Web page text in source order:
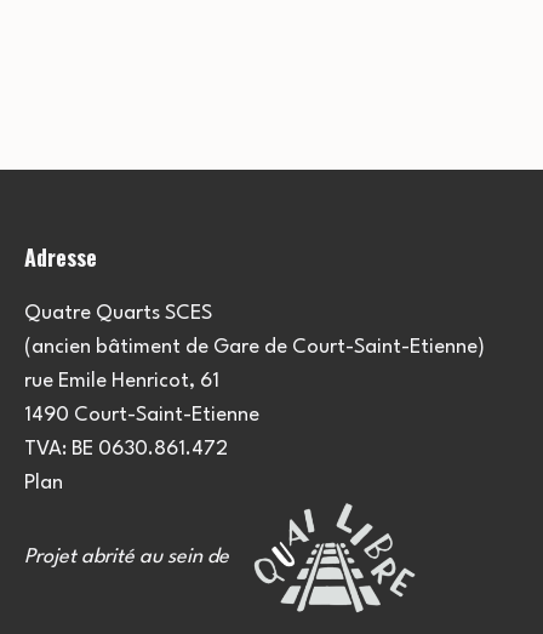
Adresse
Quatre Quarts SCES
(ancien bâtiment de Gare de Court-Saint-Etienne)
rue Emile Henricot, 61
1490 Court-Saint-Etienne
TVA: BE 0630.861.472
Plan
Projet abrité au sein de